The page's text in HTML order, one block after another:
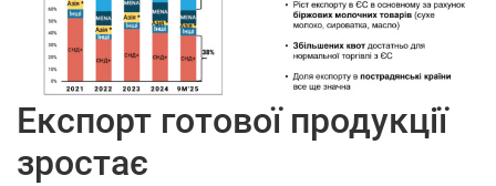
Експорт готової продукції
зростає